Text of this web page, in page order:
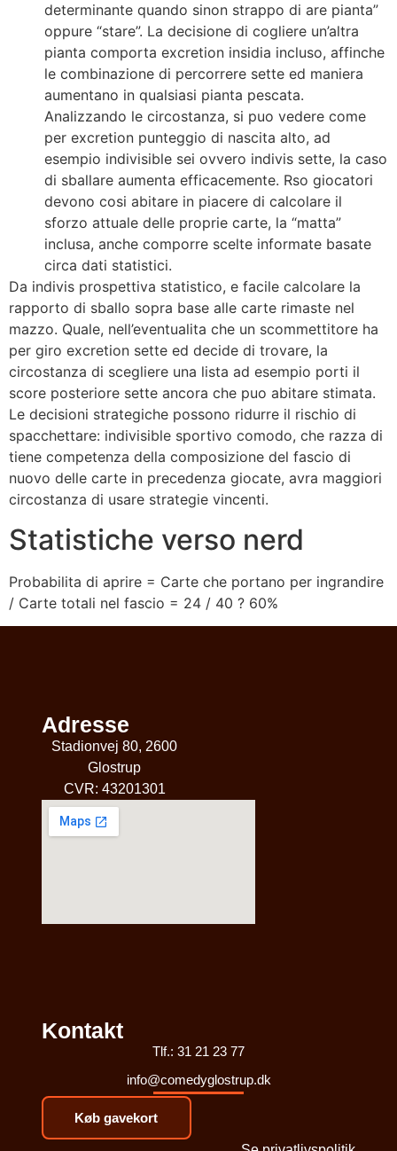
determinante quando sinon strappo di are pianta”
oppure “stare”. La decisione di cogliere un’altra
pianta comporta excretion insidia incluso, affinche
le combinazione di percorrere sette ed maniera
aumentano in qualsiasi pianta pescata.
Analizzando le circostanza, si puo vedere come
per excretion punteggio di nascita alto, ad
esempio indivisible sei ovvero indivis sette, la caso
di sballare aumenta efficacemente. Rso giocatori
devono cosi abitare in piacere di calcolare il
sforzo attuale delle proprie carte, la “matta”
inclusa, anche comporre scelte informate basate
circa dati statistici.
Da indivis prospettiva statistico, e facile calcolare la
rapporto di sballo sopra base alle carte rimaste nel
mazzo. Quale, nell’eventualita che un scommettitore ha
per giro excretion sette ed decide di trovare, la
circostanza di scegliere una lista ad esempio porti il
score posteriore sette ancora che puo abitare stimata.
Le decisioni strategiche possono ridurre il rischio di
spacchettare: indivisible sportivo comodo, che razza di
tiene competenza della composizione del fascio di
nuovo delle carte in precedenza giocate, avra maggiori
circostanza di usare strategie vincenti.
Statistiche verso nerd
Probabilita di aprire = Carte che portano per ingrandire
/ Carte totali nel fascio = 24 / 40 ? 60%
Adresse
Stadionvej 80, 2600
Glostrup
CVR: 43201301
Kontakt
Tlf.: 31 21 23 77
info@comedyglostrup.dk
Køb gavekort